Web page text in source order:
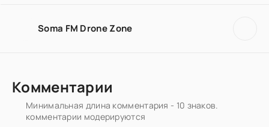
Soma FM Drone Zone
Комментарии
Минимальная длина комментария - 10 знаков.
комментарии модерируются